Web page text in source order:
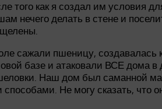
как я создал им условия
нечего делать в стене и
сажали пшеницу, создавалась
базе и атаковали ВСЕ дома в
Наш дом был саманной
Не могу сказать, что